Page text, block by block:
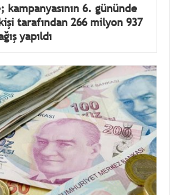
kampanyasının 6. gününde
tarafından 266 milyon 937
yapıldı